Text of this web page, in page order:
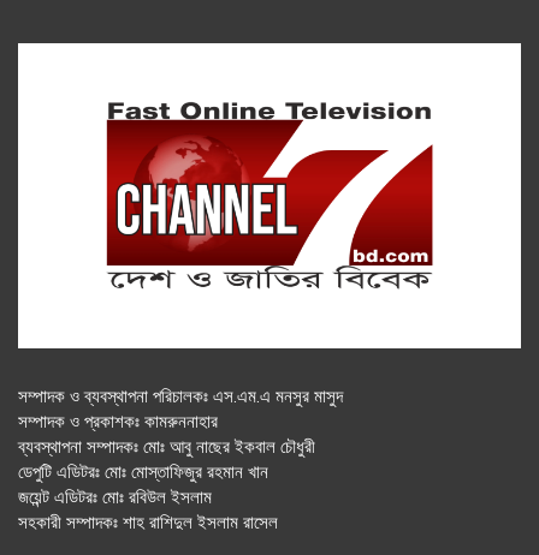
সম্পাদক ও ব্যবস্থাপনা পরিচালকঃ এস.এম.এ মনসুর মাসুদ
সম্পাদক ও প্রকাশকঃ কামরুননাহার
ব্যবস্থাপনা সম্পাদকঃ মোঃ আবু নাছের ইকবাল চৌধুরী
ডেপুটি এডিটরঃ মোঃ মোস্তাফিজুর রহমান খান
জয়েন্ট এডিটরঃ মোঃ রবিউল ইসলাম
সহকারী সম্পাদকঃ শাহ রাশিদুল ইসলাম রাসেল